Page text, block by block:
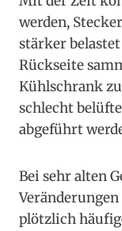
werden,
stärker
Rückseite
Kühlschrank
schlecht
abgeführt
Bei sehr alten
plötzlich